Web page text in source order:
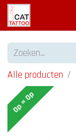
Alle producten
Op = Op